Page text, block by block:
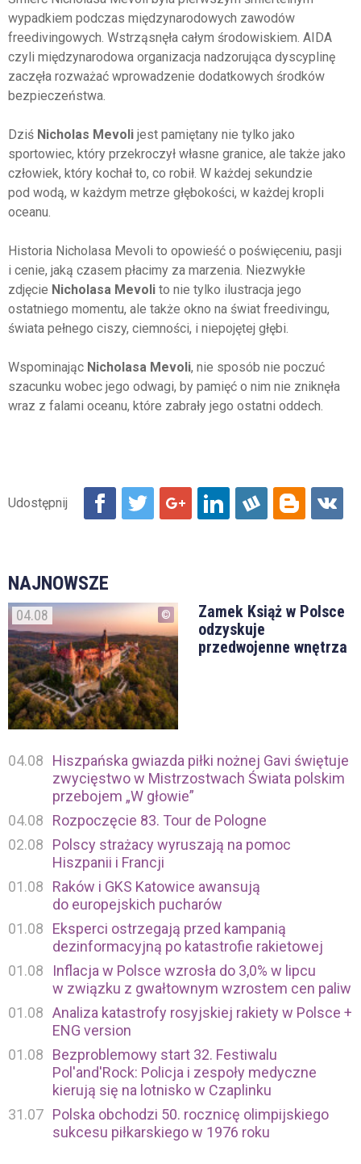
wypadkiem podczas międzynarodowych zawodów
freedivingowych. Wstrząsnęła całym środowiskiem. AIDA
czyli międzynarodowa organizacja nadzorująca dyscyplinę
zaczęła rozważać wprowadzenie dodatkowych środków
bezpieczeństwa.
Dziś Nicholas Mevoli jest pamiętany nie tylko jako
sportowiec, który przekroczył własne granice, ale także jako
człowiek, który kochał to, co robił. W każdej sekundzie
pod wodą, w każdym metrze głębokości, w każdej kropli
oceanu.
Historia Nicholasa Mevoli to opowieść o poświęceniu, pasji
i cenie, jaką czasem płacimy za marzenia. Niezwykłe
zdjęcie Nicholasa Mevoli to nie tylko ilustracja jego
ostatniego momentu, ale także okno na świat freedivingu,
świata pełnego ciszy, ciemności, i niepojętej głębi.
Wspominając Nicholasa Mevoli, nie sposób nie poczuć
szacunku wobec jego odwagi, by pamięć o nim nie zniknęła
wraz z falami oceanu, które zabrały jego ostatni oddech.
NAJNOWSZE
04.08
Zamek Książ w Polsce
odzyskuje
przedwojenne wnętrza
04.08
Hiszpańska gwiazda piłki nożnej Gavi świętuje
zwycięstwo w Mistrzostwach Świata polskim
przebojem „W głowie”
04.08
Rozpoczęcie 83. Tour de Pologne
02.08
Polscy strażacy wyruszają na pomoc
Hiszpanii i Francji
01.08
Raków i GKS Katowice awansują
do europejskich pucharów
01.08
Eksperci ostrzegają przed kampanią
dezinformacyjną po katastrofie rakietowej
01.08
Inflacja w Polsce wzrosła do 3,0% w lipcu
w związku z gwałtownym wzrostem cen paliw
01.08 Analiza katastrofy rosyjskiej rakiety w Polsce +
ENG version
01.08
Bezproblemowy start 32. Festiwalu
Pol'and'Rock: Policja i zespoły medyczne
kierują się na lotnisko w Czaplinku
31.07 Polska obchodzi 50. rocznicę olimpijskiego
sukcesu piłkarskiego w 1976 roku